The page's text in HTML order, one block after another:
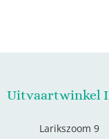
Uitvaartwinkel
Larikszoom 9